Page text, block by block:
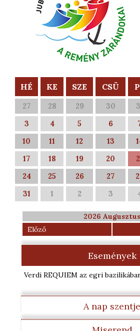
HÉ KE SZE CSÜ
27 28 29 30
3
4 5 6
10
11 12 13
17
18 19 20
24
25 26 27
31
1 2 3
2026 Augusztus
Előző
Események
Verdi REQUIEM az egri
A nap szentje